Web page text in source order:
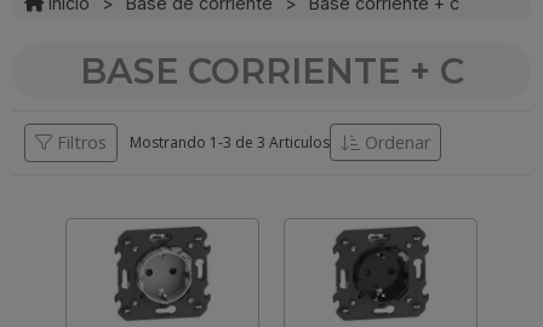
BASE CORRIENTE + C
Filtros Mostrando 1-3 de 3 Articulos Ordenar